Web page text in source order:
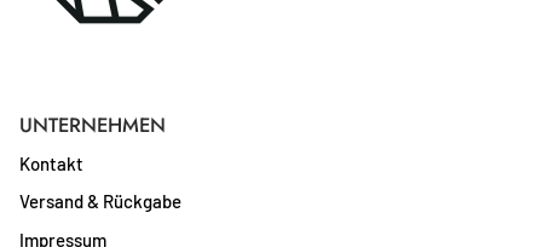
UNTERNEHMEN
Kontakt
Versand & Rückgabe
Impressum